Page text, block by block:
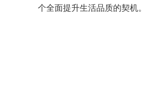
个全面提升生活品质的契机。